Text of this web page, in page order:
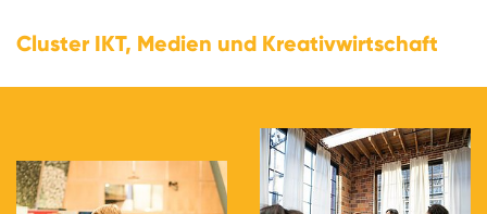
Cluster IKT, Medien und Kreativwirtschaft